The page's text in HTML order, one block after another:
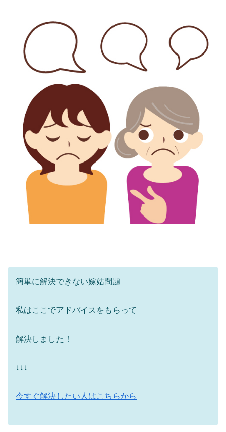
簡単に解決できない嫁姑問題
私はここでアドバイスをもらって
解決しました！
↓↓↓
今すぐ解決したい人はこちらから